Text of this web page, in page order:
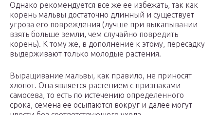
Однако рекомендуется все же ее избежать, так как
корень мальвы достаточно длинный и существует
угроза его повреждения (лучше при выкапывании
взять больше земли, чем случайно повредить
корень). К тому же, в дополнение к этому, пересадку
выдерживают только молодые растения.
Выращивание мальвы, как правило, не приносят
хлопот. Она является растением с признаками
самосева, то есть по истечению определенного
срока, семена ее осыпаются вокруг и далее могут